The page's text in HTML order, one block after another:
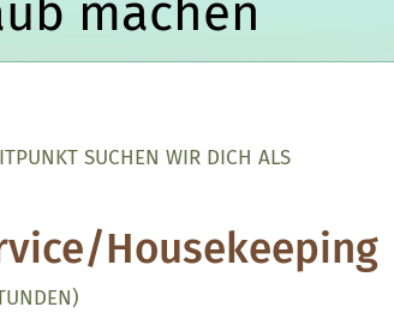
machen
SUCHEN WIR DICH ALS
Housekeeping